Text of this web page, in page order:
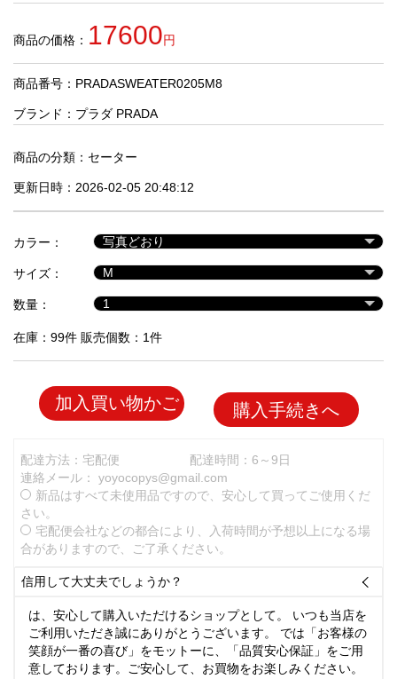
人
気
品
セ
商
品
商品の価格： 17600円
商品番号：PRADASWEATER0205M8
ブランド： プラダ PRADA
商品の分類： セーター
更新日時：2026-02-05 20:48:12
カラー：
サイズ：
数量：
在庫：99件 販売個数：1件
加入買い物かご 購入手続きへ
配達方法：宅配便
配達時間：6～9日
連絡メール： yoyocopys@gmail.com
新品はすべて未使用品ですので、安心して買ってご使用くだ
さい。
宅配便会社などの都合により、入荷時間が予想以上になる場
合がありますので、ご了承ください。
信用して大丈夫でしょうか？ 
は、安心して購入いただけるショップとして。 いつも当店を
ご利用いただき誠にありがとうございます。 では「お客様の
笑顔が一番の喜び」をモットーに、「品質安心保証」をご用
意しております。ご安心して、お買物をお楽しみください。